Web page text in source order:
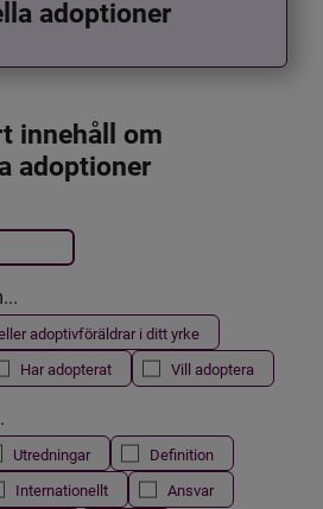
adoptioner
innehåll om
adoptioner
automatiskt
adoptivföräldrar i ditt yrke
Har adopterat Vill adoptera
Utredningar
Definition
Internationellt
Ansvar